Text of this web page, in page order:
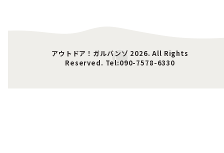
アウトドア！ガルバンゾ 2026. All Rights
Reserved. Tel:090-7578-6330